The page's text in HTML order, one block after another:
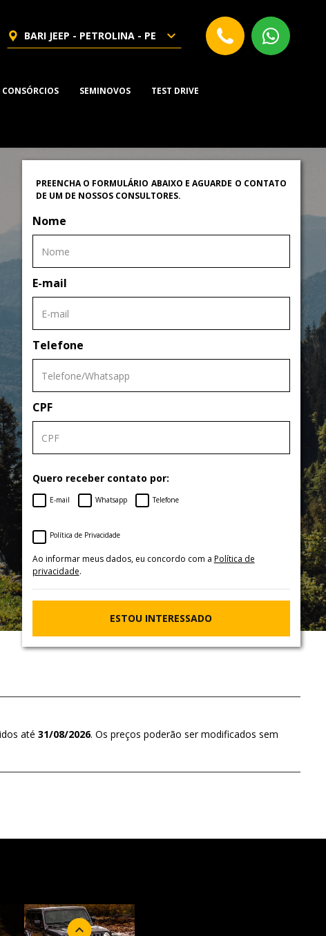
BARI JEEP - PETROLINA - PE
CONSÓRCIOS SEMINOVOS TEST DRIVE
PREENCHA O FORMULÁRIO ABAIXO E AGUARDE O CONTATO
DE UM DE NOSSOS CONSULTORES.
Nome
E-mail
Telefone
CPF
Quero receber contato por:
E-mail Whatsapp Telefone
Política de Privacidade
Ao informar meus dados, eu concordo com a Política de
privacidade.
ESTOU INTERESSADO
até 31/08/2026. Os preços poderão ser modificados sem